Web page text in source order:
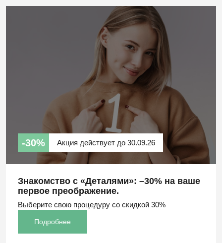
-30% Акция действует до 30.09.26
Знакомство с «Деталями»: –30% на ваше
первое преображение.
Выберите свою процедуру со скидкой 30%
Подробнее